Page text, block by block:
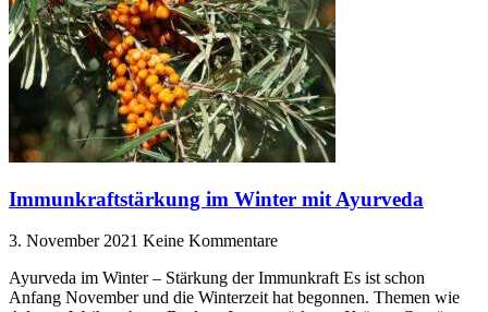
Immunkraftstärkung im Winter mit Ayurveda
3. November 2021 Keine Kommentare
Ayurveda im Winter – Stärkung der Immunkraft Es ist schon
Anfang November und die Winterzeit hat begonnen. Themen wie